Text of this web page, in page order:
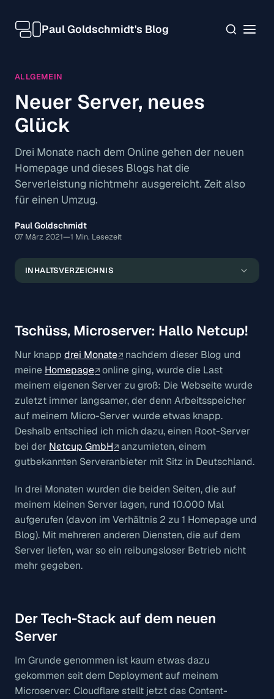
Paul Goldschmidt's Blog
ALLGEMEIN
Neuer Server, neues
Glück
Drei Monate nach dem Online gehen der neuen
Homepage und dieses Blogs hat die
Serverleistung nichtmehr ausgereicht. Zeit also
für einen Umzug.
Paul Goldschmidt
07 März 2021—1 Min. Lesezeit
INHALTSVERZEICHNIS
Der Tech-Stack auf dem neuen Server
Tschüss, Microserver: Hallo Netcup!
Nur knapp drei Monate
nachdem dieser Blog und
meine Homepage
online ging, wurde die Last
meinem eigenen Server zu groß: Die Webseite wurde
zuletzt immer langsamer, der denn Arbeitsspeicher
auf meinem Micro-Server wurde etwas knapp.
Deshalb entschied ich mich dazu, einen Root-Server
bei der Netcup GmbH
anzumieten, einem
gutbekannten Serveranbieter mit Sitz in Deutschland.
In drei Monaten wurden die beiden Seiten, die auf
meinem kleinen Server lagen, rund 10.000 Mal
aufgerufen (davon im Verhältnis 2 zu 1 Homepage und
Blog). Mit mehreren anderen Diensten, die auf dem
Server liefen, war so ein reibungsloser Betrieb nicht
mehr gegeben.
Der Tech-Stack auf dem neuen
Server
Im Grunde genommen ist kaum etwas dazu
gekommen seit dem Deployment auf meinem
Microserver: Cloudflare stellt jetzt das Content-